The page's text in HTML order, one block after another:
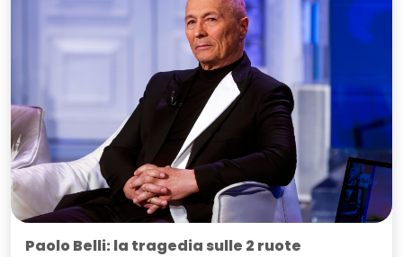
Paolo Belli: la tragedia sulle 2 ruote